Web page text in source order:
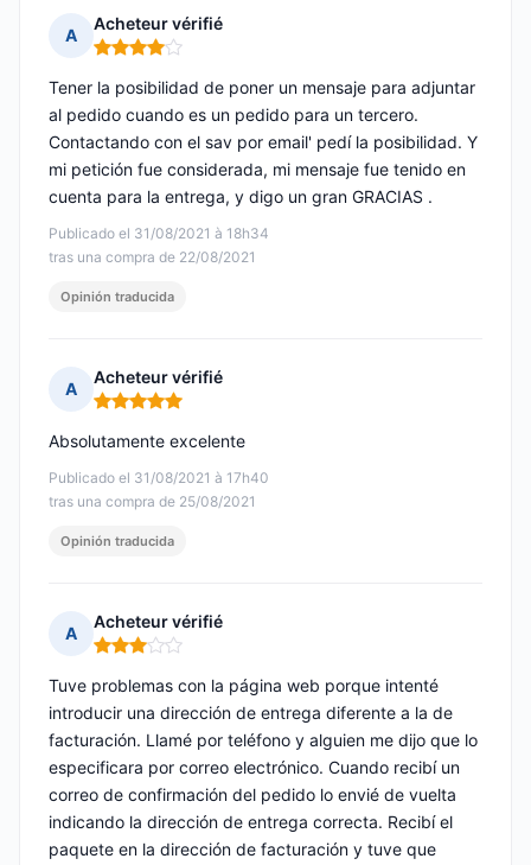
A
Acheteur vérifié
Nota: 4 de 5
Publicado el 31/08/2021 à 18h34
tras una compra de 22/08/2021
Tener la posibilidad de poner un mensaje para adjuntar
al pedido cuando es un pedido para un tercero.
Contactando con el sav por email' pedí la posibilidad. Y
mi petición fue considerada, mi mensaje fue tenido en
cuenta para la entrega, y digo un gran GRACIAS ️.
Opinión traducida
A
Acheteur vérifié
Nota: 5 de 5
Publicado el 31/08/2021 à 17h40
tras una compra de 25/08/2021
Absolutamente excelente
Opinión traducida
A
Acheteur vérifié
Nota: 3 de 5
Tuve problemas con la página web porque intenté
introducir una dirección de entrega diferente a la de
facturación. Llamé por teléfono y alguien me dijo que lo
especificara por correo electrónico. Cuando recibí un
correo de confirmación del pedido lo envié de vuelta
indicando la dirección de entrega correcta. Recibí el
paquete en la dirección de facturación y tuve que